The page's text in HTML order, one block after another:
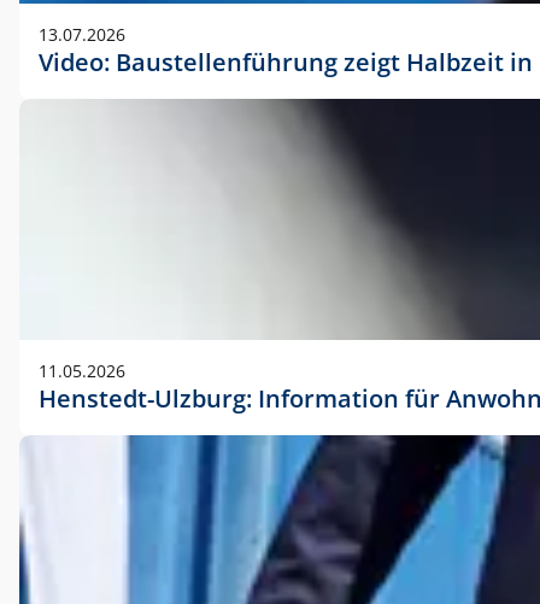
13.07.2026
Video: Baustellenführung zeigt Halbzeit
11.05.2026
Henstedt-Ulzburg: Information für